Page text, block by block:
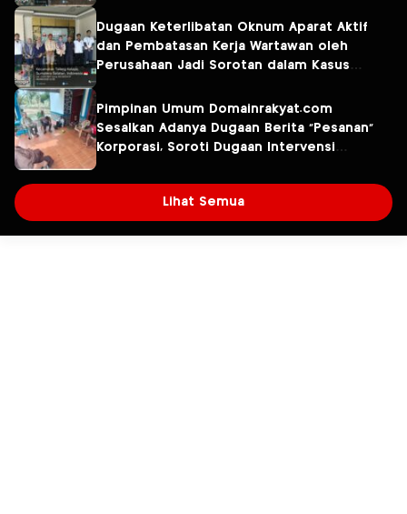
Dugaan Keterlibatan Oknum Aparat Aktif
dan Pembatasan Kerja Wartawan oleh
Perusahaan Jadi Sorotan dalam Kasus
Fresindo Jaya
Pimpinan Umum Domainrakyat.com
Sesalkan Adanya Dugaan Berita “Pesanan”
Korporasi, Soroti Dugaan Intervensi
Lingkungan
Lihat Semua